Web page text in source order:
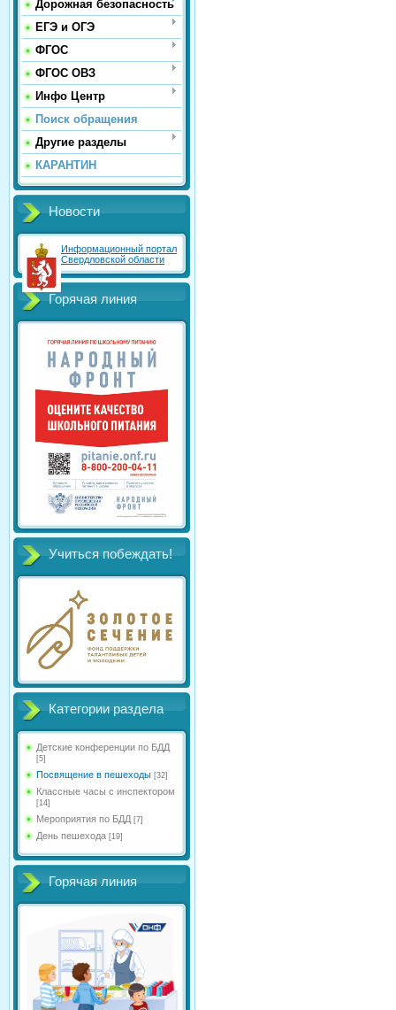
Дорожная безопасность
ЕГЭ и ОГЭ
ФГОС
ФГОС ОВЗ
Инфо Центр
Поиск обращения
Другие разделы
КАРАНТИН
Новости
Информационный портал
Свердловской области
Горячая линия
Учиться побеждать!
Категории раздела
Детские конференции по БДД
[5]
Посвящение в пешеходы [32]
Классные часы с инспектором
[14]
Мероприятия по БДД [7]
День пешехода [19]
Горячая линия